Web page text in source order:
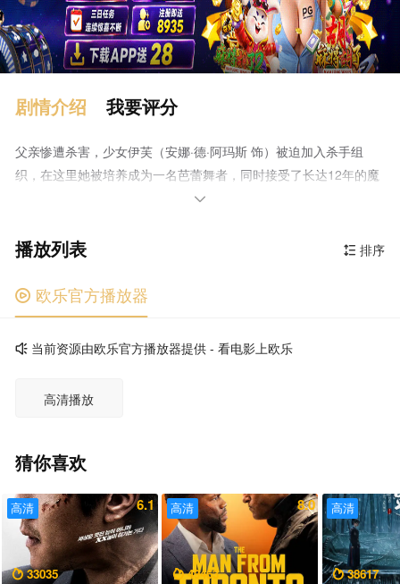
剧情介绍 我要评分
父亲惨遭杀害，少女伊芙（安娜·德·阿玛斯 饰）被迫加入杀手组
织，在这里她被培养成为一名芭蕾舞者，同时接受了长达12年的魔
鬼训练成为了顶级杀手，开启了血刃仇人的杀戮之旅。她不仅要独
随时丧命的极端危险、各方势力的联合围剿，让伊芙的复仇之路艰
锁定，新老杀神狭路相逢，伊芙必须在被约翰追到之前杀出血路完
成复仇。危险的倒计时开始，一场致命厮杀即将拉开血色序幕……

 排序
播放列表
 欧乐官方播放器
当前资源由欧乐官方播放器提供 - 看电影上欧乐
高清播放
猜你喜欢
高清 6.1
33035
高清 8.0
49463
高清
38617